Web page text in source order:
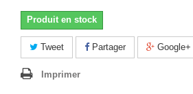
Produit en stock
Tweet Partager Google+
Imprimer